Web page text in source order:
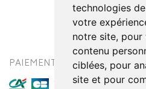
technologies
votre
notre site, pour
contenu
ciblées, pour
site et pour
PAIEMENT SÉCURISÉ